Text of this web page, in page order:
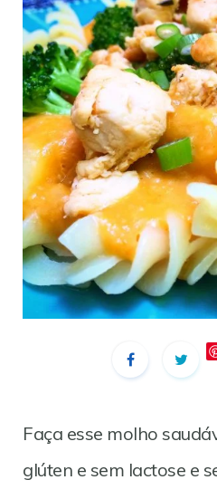
Faça esse molho
glúten e sem lactose e